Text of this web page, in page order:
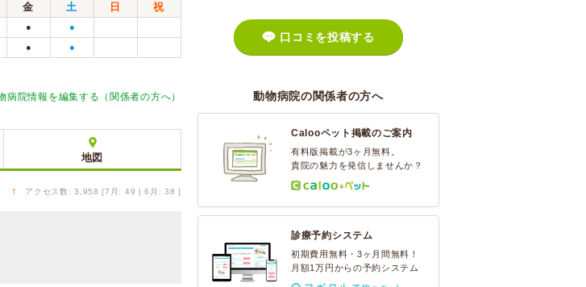
金 土 日
祝
● ●
● ●
病院情報を編集する（関係者の方へ）
地図
↑ アクセス数: 3,958 [7月: 49 | 6月: 38 ]
口コミを投稿する
動物病院の関係者の方へ
Calooペット掲載のご案内
有料版掲載が3ヶ月無料。
貴院の魅力を発信しませんか？
診療予約システム
初期費用無料・3ヶ月間無料！
月額1万円からの予約システム